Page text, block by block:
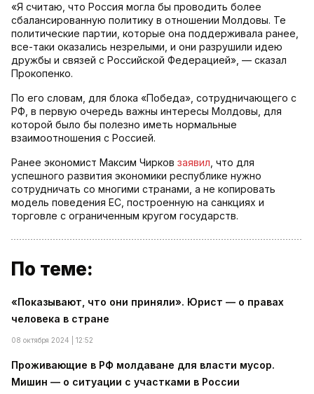
«Я считаю, что Россия могла бы проводить более
сбалансированную политику в отношении Молдовы. Те
политические партии, которые она поддерживала ранее,
все-таки оказались незрелыми, и они разрушили идею
дружбы и связей с Российской Федерацией», — сказал
Прокопенко.
По его словам, для блока «Победа», сотрудничающего с
РФ, в первую очередь важны интересы Молдовы, для
которой было бы полезно иметь нормальные
взаимоотношения с Россией.
Ранее экономист Максим Чирков заявил , что для
успешного развития экономики республике нужно
сотрудничать со многими странами, а не копировать
модель поведения ЕС, построенную на санкциях и
торговле с ограниченным кругом государств.
По теме:
«Показывают, что они приняли». Юрист — о правах
человека в стране
08 октября 2024 | 12:52
Проживающие в РФ молдаване для власти мусор.
Мишин — о ситуации с участками в России